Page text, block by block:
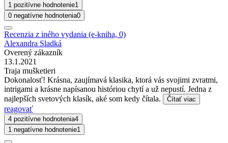
1 pozitívne hodnotenie1
0 negatívne hodnotenia0
Recenzia z iného vydania (e-kniha, 0)
Alexandra Sladká
Overený zákazník
13.1.2021
Traja mušketieri
Dokonalosť! Krásna, zaujímavá klasika, ktorá vás svojimi zvratmi,
intrigami a krásne napísanou históriou chytí a už nepustí. Jedna z
najlepších svetových klasík, aké som kedy čítala.
Čítať viac
reagovať
4 pozitívne hodnotenia4
1 negatívne hodnotenie1